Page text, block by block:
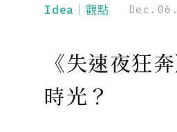
Idea｜觀點
《失速夜狂
時光？